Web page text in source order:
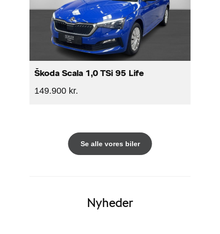
Škoda Scala 1,0 TSi 95 Life
149.900 kr.
Se alle vores biler
Nyheder